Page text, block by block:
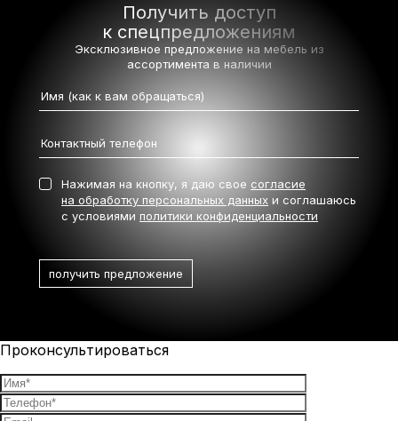
Получить доступ
к спецпредложениям
Эксклюзивное предложение на мебель из
ассортимента в наличии
Нажимая на кнопку, я даю свое согласие
на обработку персональных данных и соглашаюсь
с условиями политики конфиденциальности
Проконсультироваться